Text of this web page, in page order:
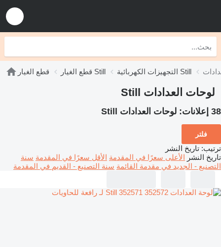
قطع الغيار قطع الغيار Still التجهيزات الكهربائية Still
لوحات العدادات Still
38 إعلانات: لوحات العدادات Still
فلتر
ترتيب: تاريخ النشر
تاريخ النشر الأعلى سعرًا في المقدمة الأقل سعرًا في المقدمة سنة
التصنيع - الجديد في مقدمة القائمة سنة التصنيع - القديم في المقدمة